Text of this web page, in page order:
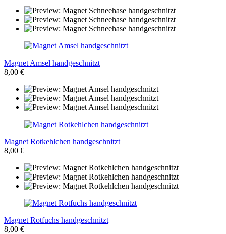
Magnet Amsel handgeschnitzt
8,00 €
Magnet Rotkehlchen handgeschnitzt
8,00 €
Magnet Rotfuchs handgeschnitzt
8,00 €